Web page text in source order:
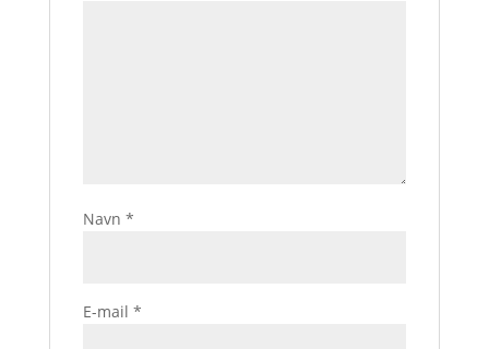
Navn *
E-mail *